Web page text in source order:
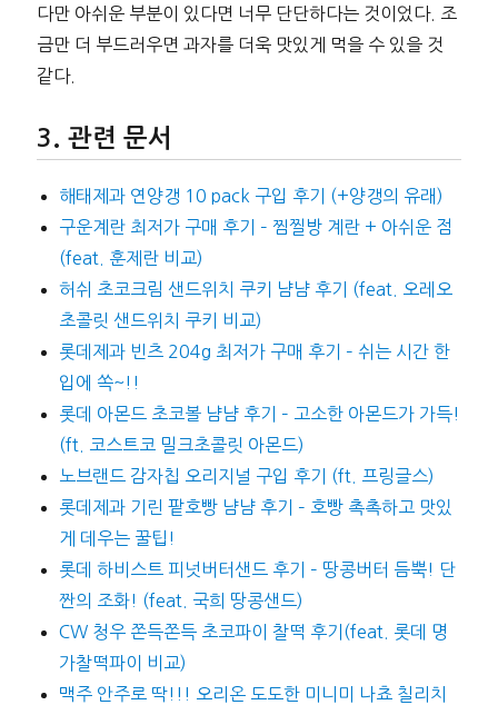
다만 아쉬운 부분이 있다면 너무 단단하다는 것이었다. 조
금만 더 부드러우면 과자를 더욱 맛있게 먹을 수 있을 것
같다.
관련 문서
해태제과 연양갱 10 pack 구입 후기 (+양갱의 유래)
구운계란 최저가 구매 후기 – 찜찔방 계란 + 아쉬운 점
(feat. 훈제란 비교)
허쉬 초코크림 샌드위치 쿠키 냠냠 후기 (feat. 오레오
초콜릿 샌드위치 쿠키 비교)
롯데제과 빈츠 204g 최저가 구매 후기 – 쉬는 시간 한
입에 쏙~!!
롯데 아몬드 초코볼 냠냠 후기 – 고소한 아몬드가 가득!
(ft. 코스트코 밀크초콜릿 아몬드)
노브랜드 감자칩 오리지널 구입 후기 (ft. 프링글스)
롯데제과 기린 팥호빵 냠냠 후기 – 호빵 촉촉하고 맛있
게 데우는 꿀팁!
롯데 하비스트 피넛버터샌드 후기 – 땅콩버터 듬뿍! 단
짠의 조화! (feat. 국희 땅콩샌드)
CW 청우 쫀득쫀득 초코파이 찰떡 후기(feat. 롯데 명
가찰떡파이 비교)
맥주 안주로 딱!!! 오리온 도도한 미니미 나쵸 칠리치